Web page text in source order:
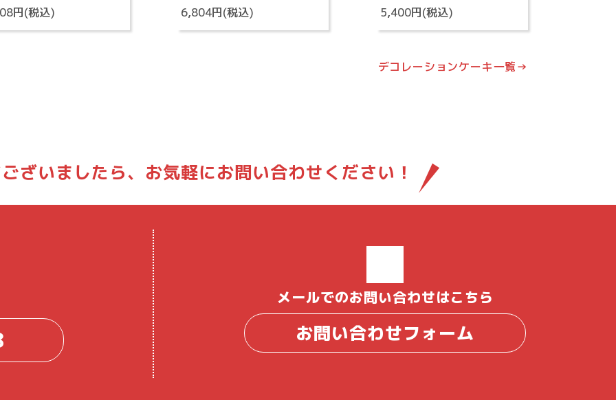
円(税込)
6,804円(税込)
5,400円(税込)
デコレーションケーキ一覧→
ざいましたら、 お気軽にお問い合わせください！
メールでのお問い合わせはこちら
お問い合わせフォーム